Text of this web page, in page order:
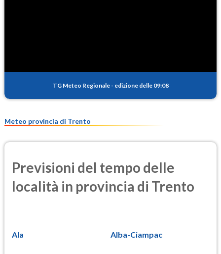
PM25
TG Meteo Regionale - edizione delle 09:08
Meteo provincia di Trento
Previsioni del tempo delle
località in provincia di Trento
Ala Alba-Ciampac